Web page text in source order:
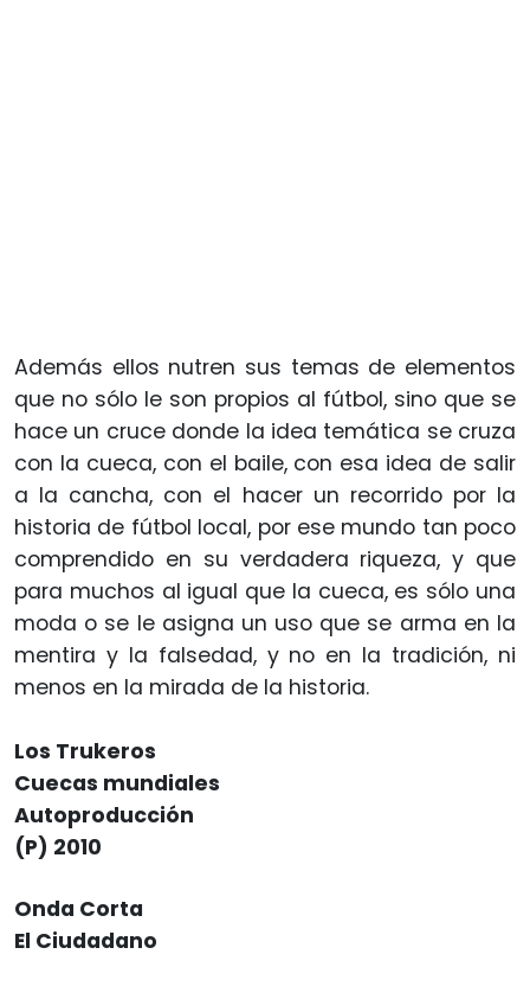
Además ellos nutren sus temas de elementos
que no sólo le son propios al fútbol, sino que se
hace un cruce donde la idea temática se cruza
con la cueca, con el baile, con esa idea de salir
a la cancha, con el hacer un recorrido por la
historia de fútbol local, por ese mundo tan poco
comprendido en su verdadera riqueza, y que
para muchos al igual que la cueca, es sólo una
moda o se le asigna un uso que se arma en la
mentira y la falsedad, y no en la tradición, ni
menos en la mirada de la historia.
Los Trukeros
Cuecas mundiales
Autoproducción
(P) 2010
Onda Corta
El Ciudadano